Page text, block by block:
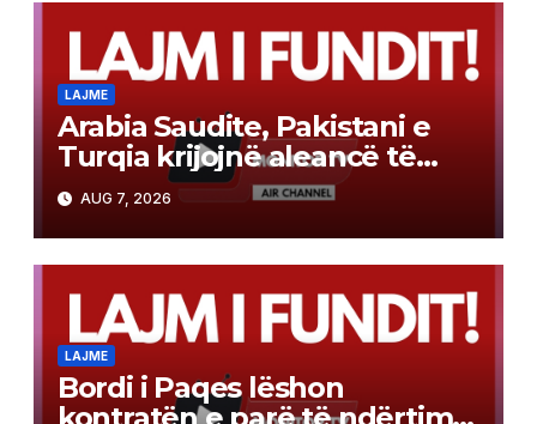
LAJME
Arabia Saudite, Pakistani e
Turqia krijojnë aleancë të
përbashkët mbrojtjeje sipas
modelit të NATO-s
AUG 7, 2026
LAJME
Bordi i Paqes lëshon